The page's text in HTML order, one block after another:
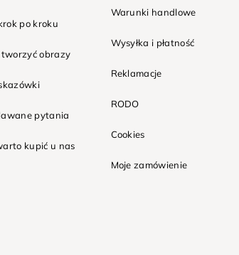
po kroku
tworzyć obrazy
pytania
kupić u nas
Warunki handlowe
Wysyłka i płatność
Reklamacje
RODO
Cookies
Moje zamówienie